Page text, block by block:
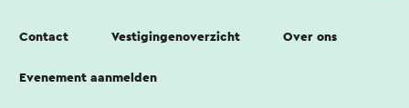
Contact Vestigingenoverzicht Over ons
Evenement aanmelden